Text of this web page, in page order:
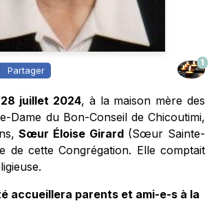
Partager
1
juillet 2024, à la maison mère des
Dame du Bon-Conseil de Chicoutimi,
Sœur Éloise Girard(Sœur Sainte-
de cette Congrégation. Elle comptait
accueillera parents et ami-e-s à la